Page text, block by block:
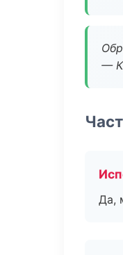
—
Да,